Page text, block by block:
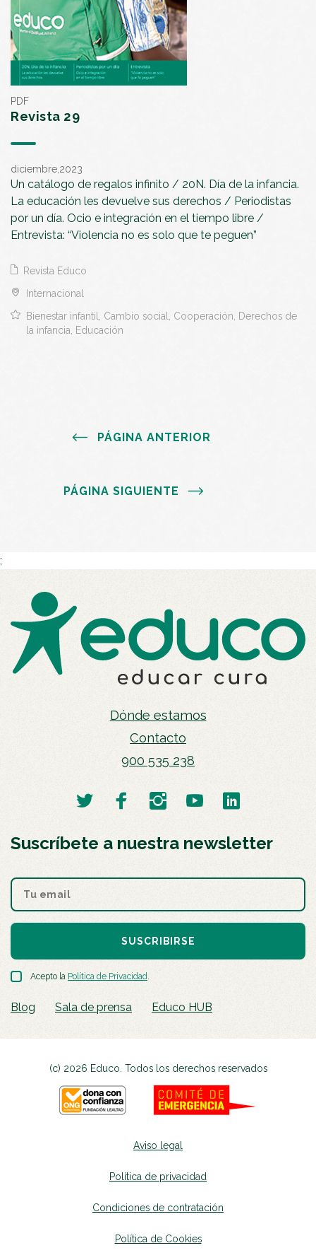
PDF
Revista 29
diciembre,2023
Un catálogo de regalos infinito / 20N. Día de la infancia.
La educación les devuelve sus derechos / Periodistas
por un día. Ocio e integración en el tiempo libre /
Entrevista: “Violencia no es solo que te peguen”
Revista Educo
Internacional
Bienestar infantil, Cambio social, Cooperación, Derechos de
la infancia, Educación
PÁGINA ANTERIOR
PÁGINA SIGUIENTE
;
Dónde estamos
Contacto
900 535 238
Suscríbete a nuestra newsletter
SUSCRIBIRSE
Acepto la Política de Privacidad.
Blog Sala de prensa Educo HUB
(c) 2026 Educo. Todos los derechos reservados
Aviso legal
Política de privacidad
Condiciones de contratación
Política de Cookies